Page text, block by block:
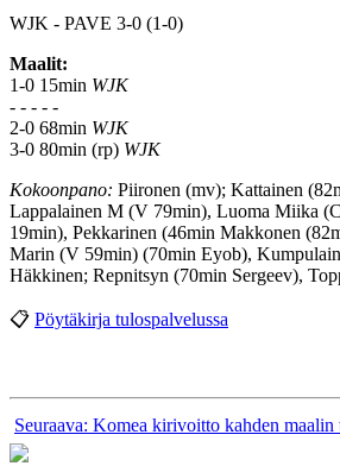
WJK - PAVE 3-0 (1-0)
Maalit:
1-0 15min WJK
- - - - -
2-0 68min WJK
3-0 80min (rp) WJK
Kokoonpano: Piironen (mv); Kattainen
Lappalainen M (V 79min), Luoma Miika
19min), Pekkarinen (46min Makkonen
Marin (V 59min) (70min Eyob),
Häkkinen; Repnitsyn (70min Sergeev),
📋 Pöytäkirja tulospalvelussa
Seuraava: Komea kirivoitto kahden maalin